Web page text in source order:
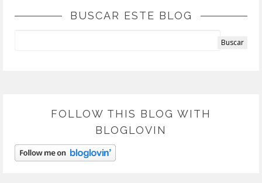
BUSCAR ESTE BLOG
FOLLOW THIS BLOG WITH
BLOGLOVIN